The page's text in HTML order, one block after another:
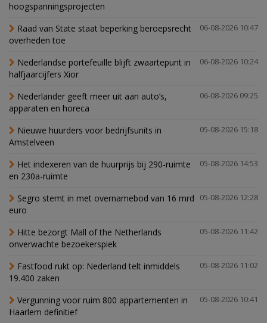
hoogspanningsprojecten
06-08-2026 10:47
Raad van State staat beperking beroepsrecht
overheden toe
06-08-2026 10:24
Nederlandse portefeuille blijft zwaartepunt in
halfjaarcijfers Xior
06-08-2026 09:25
Nederlander geeft meer uit aan auto’s,
apparaten en horeca
05-08-2026 15:18
Nieuwe huurders voor bedrijfsunits in
Amstelveen
05-08-2026 14:53
Het indexeren van de huurprijs bij 290-ruimte
en 230a-ruimte
05-08-2026 12:28
Segro stemt in met overnamebod van 16 mrd
euro
05-08-2026 11:42
Hitte bezorgt Mall of the Netherlands
onverwachte bezoekerspiek
05-08-2026 11:02
Fastfood rukt op: Nederland telt inmiddels
19.400 zaken
05-08-2026 10:41
Vergunning voor ruim 800 appartementen in
Haarlem definitief